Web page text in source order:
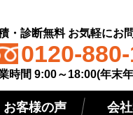
・診断無料 お気軽にお
0120-
時間 9:00～18:00(年末
お客様の声 会